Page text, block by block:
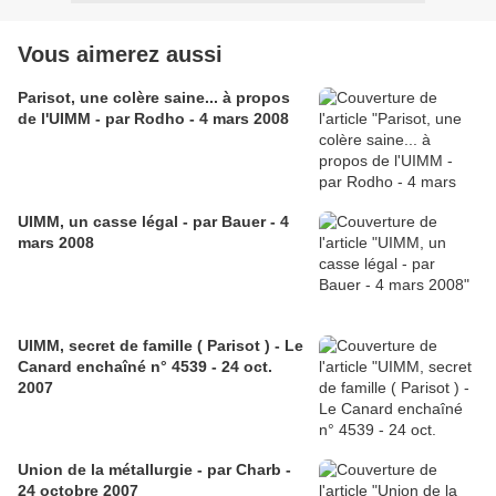
Vous aimerez aussi
Parisot, une colère saine... à propos
de l'UIMM - par Rodho - 4 mars 2008
UIMM, un casse légal - par Bauer - 4
mars 2008
UIMM, secret de famille ( Parisot ) - Le
Canard enchaîné n° 4539 - 24 oct.
2007
Union de la métallurgie - par Charb -
24 octobre 2007